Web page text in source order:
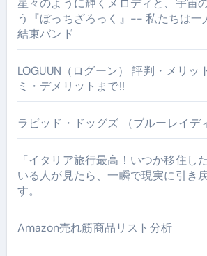
う『ぼっちざろっく』-- 私たちは
結束バンド
LOGUUN（ログーン） 評判・メリッ
ミ・デメリットまで!!
ラビッド・ドッグズ （ブルーレイデ
「イタリア旅行最高！いつか移住し
いる人が見たら、一瞬で現実に引き
す。
Amazon売れ筋商品リスト分析